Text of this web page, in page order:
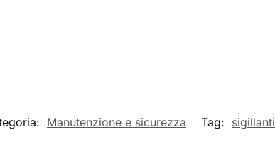
Manutenzione e sicurezza Tag: sigillanti